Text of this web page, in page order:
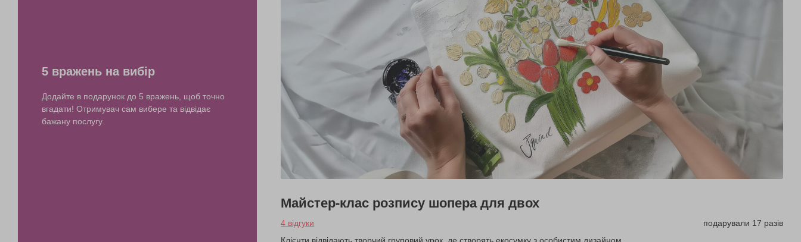
5 вражень на вибір
Додайте в подарунок до 5 вражень, щоб точно
вгадати! Отримувач сам вибере та відвідає
бажану послугу.
Майстер-клас розпису шопера для двох
4 відгуки
подарували 17 разів
Клієнти відвідають творчий груповий урок, де створять екосумку з особистим дизайном.